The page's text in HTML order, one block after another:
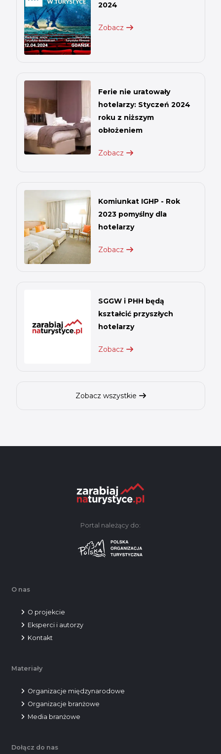
2024
Zobacz
Ferie nie uratowały
hotelarzy: Styczeń 2024
roku z niższym
obłożeniem
Zobacz
Komiunkat IGHP - Rok
2023 pomyślny dla
hotelarzy
Zobacz
SGGW i PHH będą
kształcić przyszłych
hotelarzy
Zobacz
Zobacz wszystkie
Portal należący do:
O nas
O projekcie
Eksperci i autorzy
Kontakt
Materiały
Organizacje międzynarodowe
Organizacje branżowe
Media branżowe
Dołącz do nas